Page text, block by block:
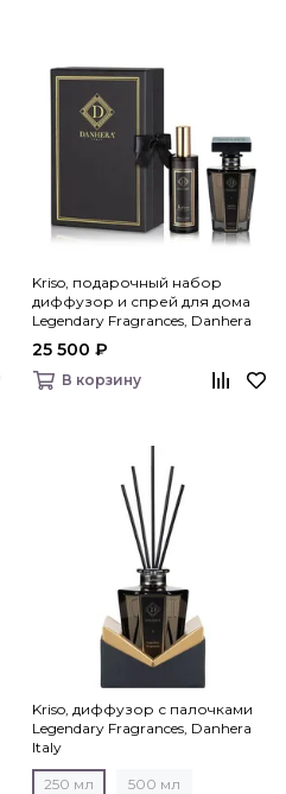
Kriso, подарочный набор
диффузор и спрей для дома
Legendary Fragrances, Danhera
Italy
25 500 ₽
В корзину
Kriso, диффузор с палочками
Legendary Fragrances, Danhera
Italy
250 мл 500 мл